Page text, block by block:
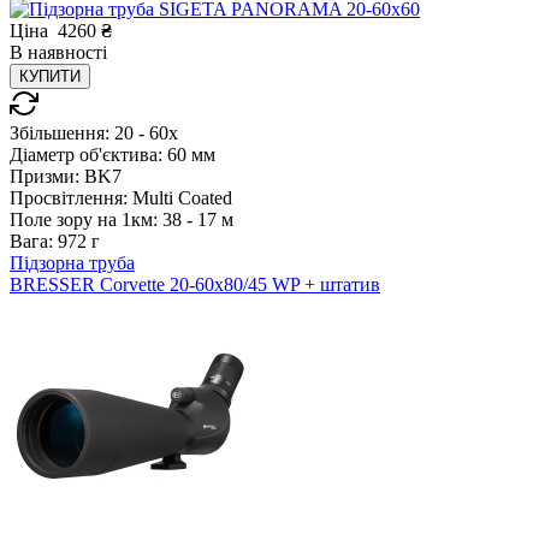
Ціна 4260 ₴
В наявності
КУПИТИ
Збільшення: 20 - 60x
Діаметр об'єктива: 60 мм
Призми: BK7
Просвітлення: Multi Coated
Поле зору на 1км: 38 - 17 м
Вага: 972 г
Підзорна труба
BRESSER Corvette 20-60x80/45 WP + штатив